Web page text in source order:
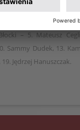
Nyikos, 10. Janos
– 5. Mateusz
Sammy Dudek, 13.
Jędrzej Hanuszczak.